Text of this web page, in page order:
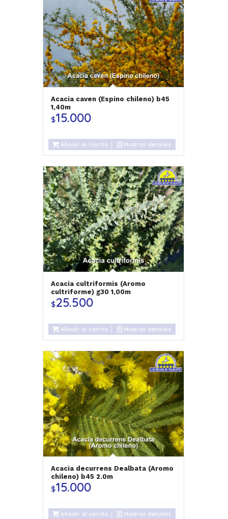
Acacia caven (Espino chileno) b45
1,40m
$15.000
Añadir al carrito Mostrar detalles
Acacia cultriformis (Aromo
cultriforme) g30 1,00m
$25.500
Añadir al carrito Mostrar detalles
Acacia decurrens Dealbata (Aromo
chileno) b45 2.0m
$15.000
Añadir al carrito Mostrar detalles